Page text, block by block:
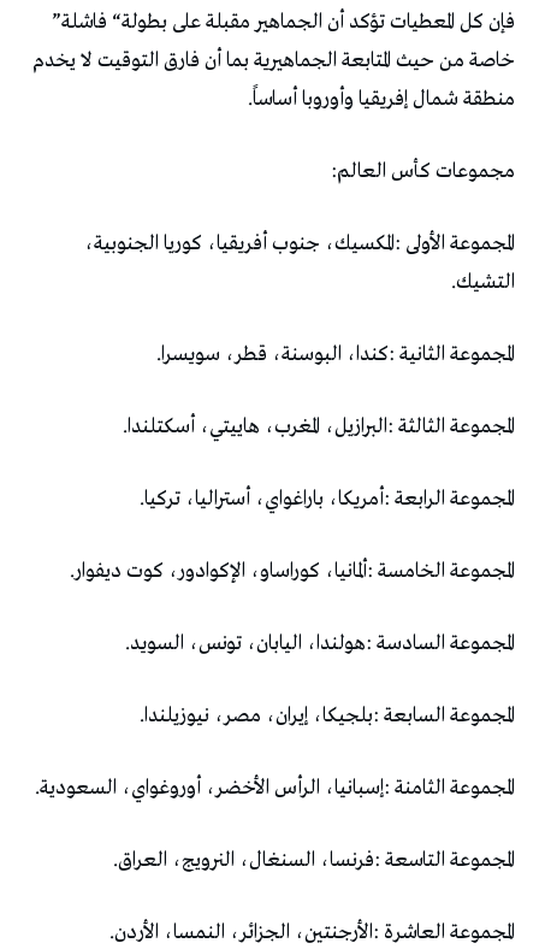
‬فإن‭ ‬كل‭ ‬المعطيات‭ ‬تؤكد‭ ‬أن‭ ‬الجماهير‭ ‬مقبلة‭ ‬على‭ ‬بطولة‭ “‬فاشلة‭”
‬منطقة‭ ‬شمال‭ ‬إفريقيا‭ ‬وأوروبا‭ ‬أساساً‭.‬
مجموعات‭ ‬كأس‭ ‬العالم‭:‬
‬التشيك‭.‬
المجموعة‭ ‬الثانية‭:‬‭ ‬كندا،‭ ‬البوسنة،‭ ‬قطر،‭ ‬سويسرا‭.‬
المجموعة‭ ‬الثالثة‭:‬‭ ‬البرازيل،‭ ‬المغرب،‭ ‬هاييتي،‭ ‬أسكتلندا‭.‬
المجموعة‭ ‬الرابعة‭: ‬أمريكا،‭ ‬باراغواي،‭ ‬أستراليا،‭ ‬تركيا‭.‬
المجموعة‭ ‬الخامسة‭:‬‭ ‬ألمانيا،‭ ‬كوراساو،‭ ‬الإكوادور،‭ ‬كوت‭ ‬ديفوار‭.‬
المجموعة‭ ‬السادسة‭:‬‭ ‬هولندا،‭ ‬اليابان،‭ ‬تونس،‭ ‬السويد‭.‬
المجموعة‭ ‬السابعة‭:‬‭ ‬بلجيكا،‭ ‬إيران،‭ ‬مصر،‭ ‬نيوزيلندا‭.‬
المجموعة‭ ‬الثامنة‭:‬‭ ‬إسبانيا،‭ ‬الرأس‭ ‬الأخضر،‭ ‬أوروغواي،‭ ‬السعودية‭.‬
المجموعة‭ ‬التاسعة‭:‬‭ ‬فرنسا،‭ ‬السنغال،‭ ‬النرويج،‭ ‬العراق‭.‬
المجموعة‭ ‬العاشرة‭:‬‭ ‬الأرجنتين،‭ ‬الجزائر،‭ ‬النمسا،‭ ‬الأردن‭.‬